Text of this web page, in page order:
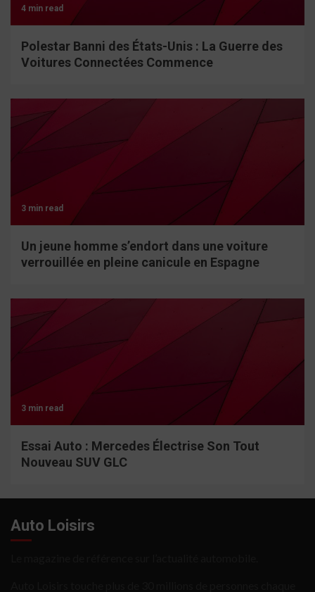
4 min read
Polestar Banni des États-Unis : La Guerre des
Voitures Connectées Commence
3 min read
Un jeune homme s’endort dans une voiture
verrouillée en pleine canicule en Espagne
3 min read
Essai Auto : Mercedes Électrise Son Tout
Nouveau SUV GLC
Auto Loisirs